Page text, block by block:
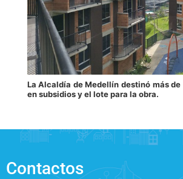
La Alcaldía de Medellín destinó más
en subsidios y el lote para la obra.
Contactos